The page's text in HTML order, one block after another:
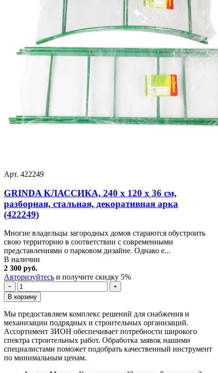
Арт. 422249
GRINDA КЛАССИКА, 240 х 120 х 36 см,
разборная, стальная, декоративная арка
(422249)
Многие владельцы загородных домов стараются обустроить
свою территорию в соответствии с современными
представлениями о парковом дизайне. Однако е...
В наличии
2 300 руб.
Авторизуйтесь и получите скидку 5%
−
+
В корзину
Мы предоставляем комплекс решений для снабжения и
механизации подрядных и строительных организаций.
Ассортимент ЗИОН обеспечивает потребности широкого
спектра строительных работ. Обработка заявок нашими
специалистами поможет подобрать качественный инструмент
по минимальным ценам.